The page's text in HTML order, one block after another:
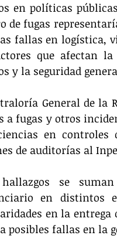
en políticas
de fugas
fallas en logística,
que afectan
y la seguridad
General de la
a fugas y otros
en controles
de auditorías al
se
en distintos
en la entrega
posibles fallas en la